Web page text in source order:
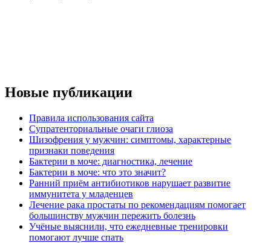
Новые публикации
Правила использования сайта
Супратенториальные очаги глиоза
Шизофрения у мужчин: симптомы, характерные
признаки поведения
Бактерии в моче: диагностика, лечение
Бактерии в моче: что это значит?
Ранний приём антибиотиков нарушает развитие
иммунитета у младенцев
Лечение рака простаты по рекомендациям помогает
большинству мужчин пережить болезнь
Учёные выяснили, что ежедневные тренировки
помогают лучше спать